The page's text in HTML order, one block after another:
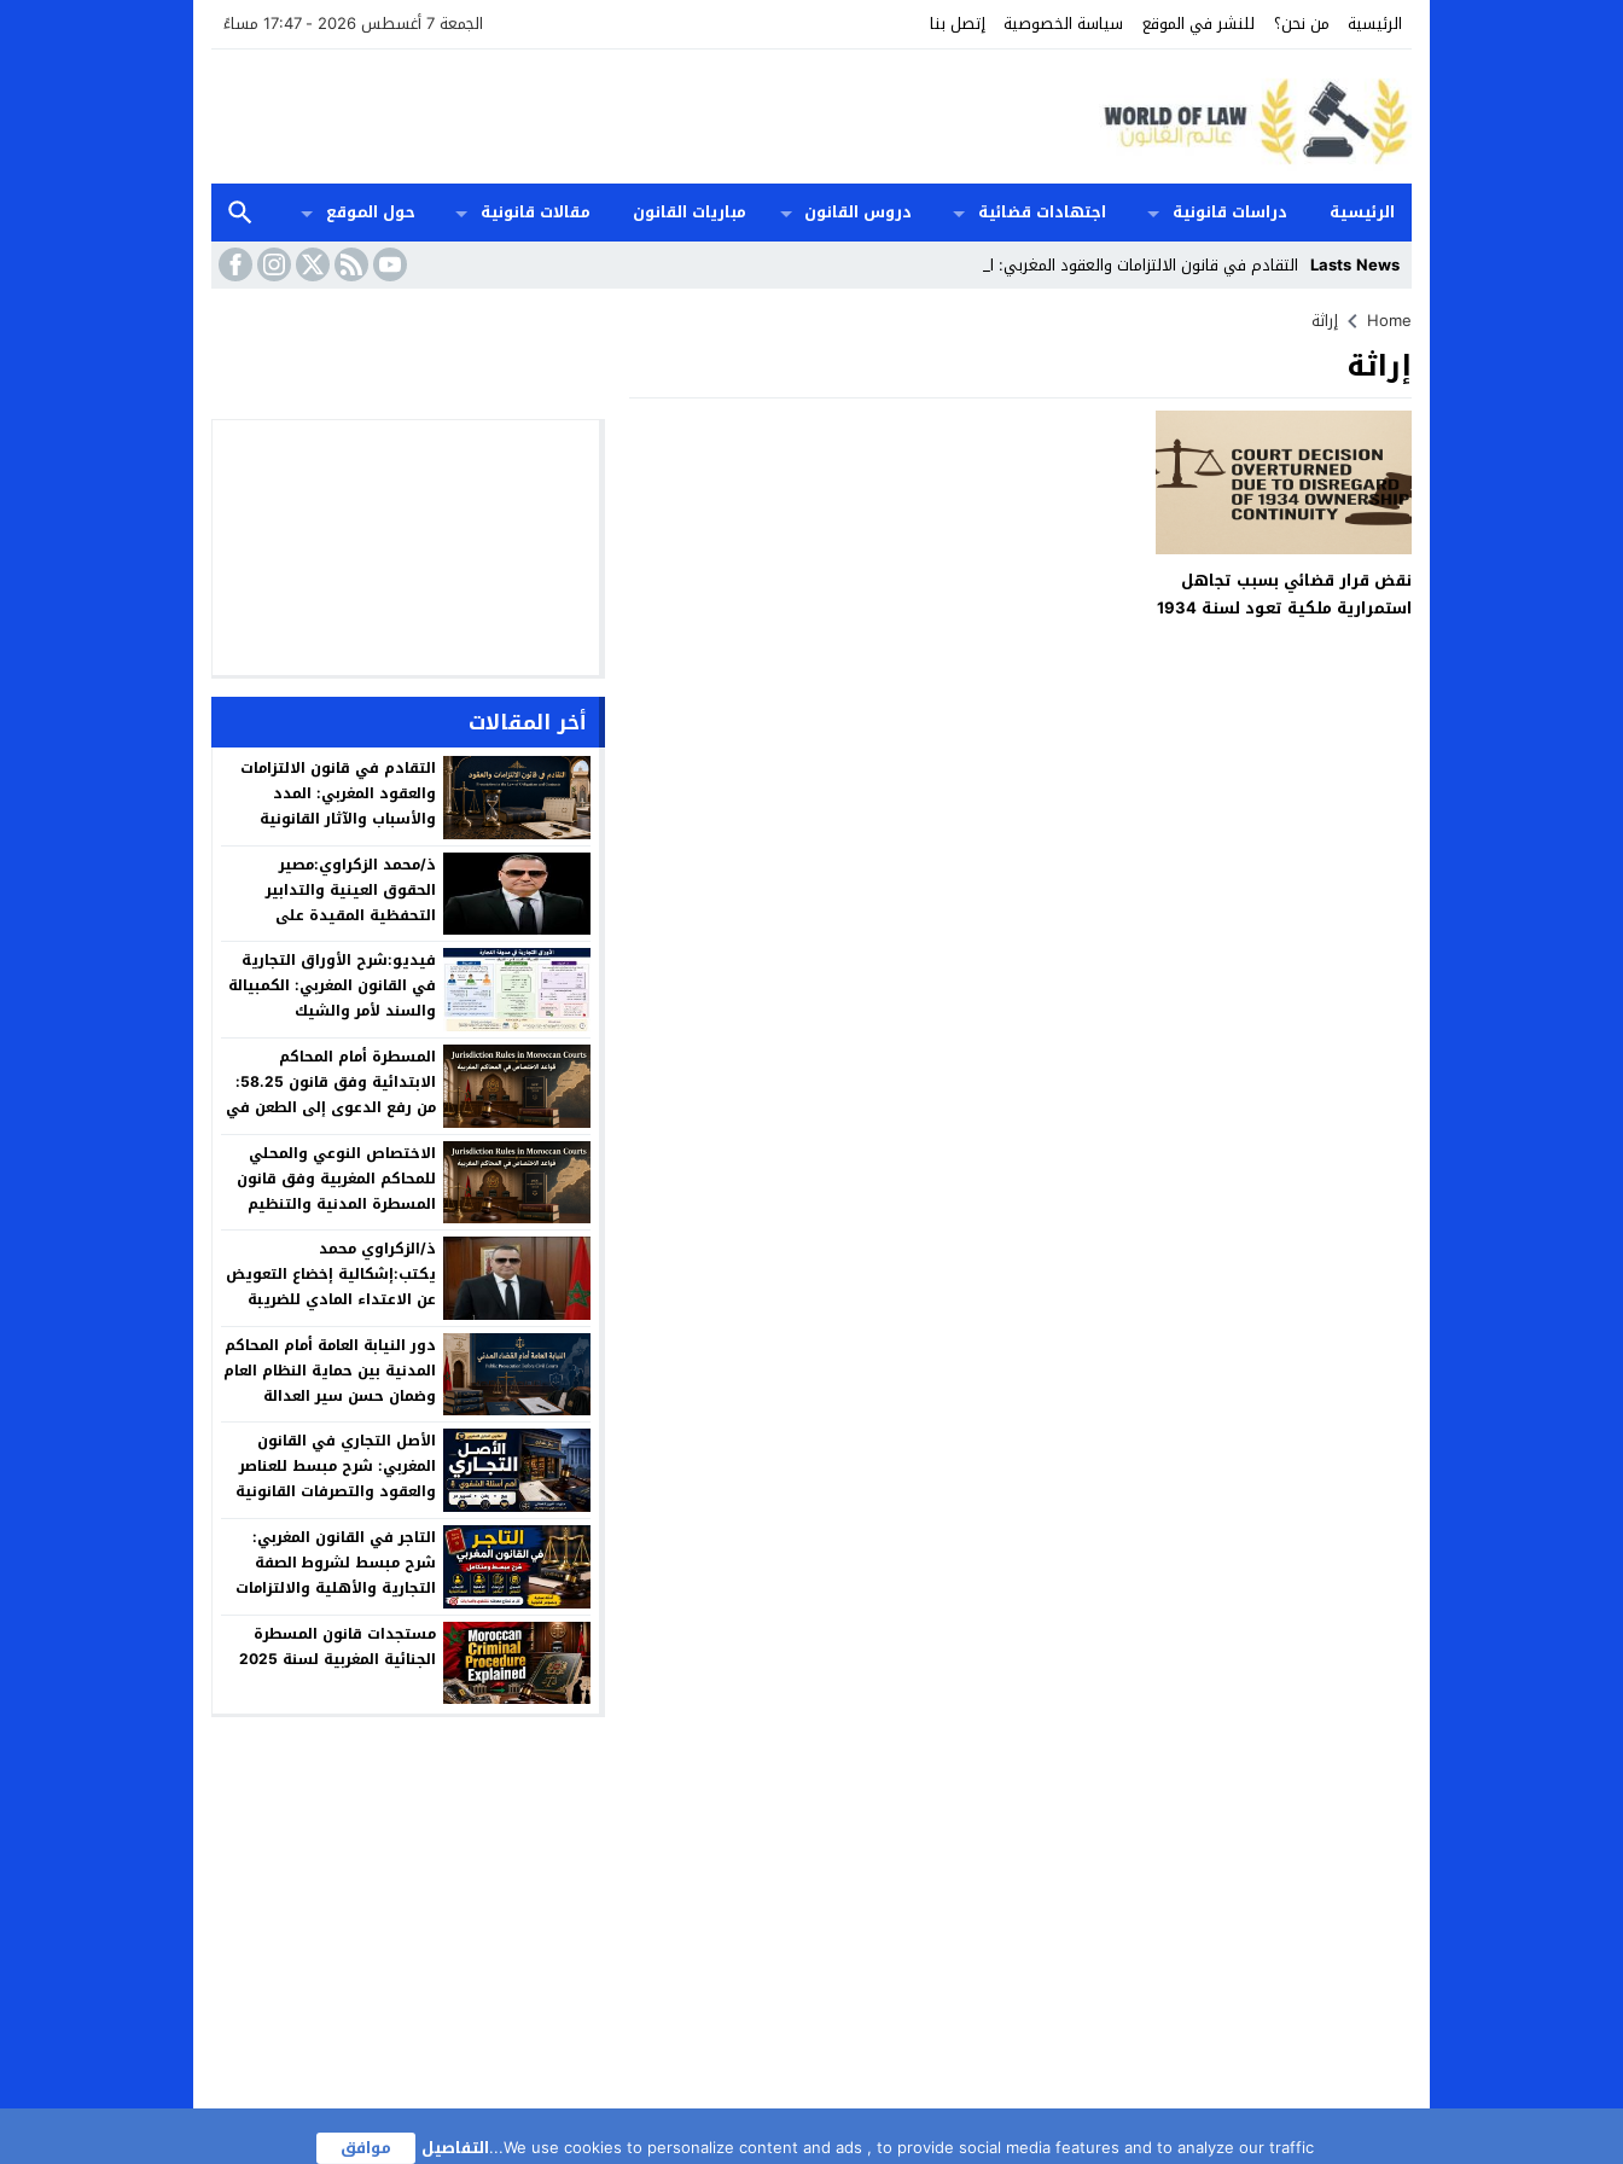
الرئيسية من نحن؟ للنشر في الموقع سياسة الخصوصية إتصل بنا الجمعة 7 أغسطس 2026 - 17:47 مساءً
الرئيسية دراسات قانونية اجتهادات قضائية دروس القانون مباريات القانون مقالات قانونية
حول الموقع
Lasts News التقادم في قانون الالتزامات والعقود المغربي: المدد و_
Next
Home إراثة
إراثة
نقض قرار قضائي بسبب تجاهل
استمرارية ملكية تعود لسنة 1934
أخر المقالات
التقادم في قانون الالتزامات
والعقود المغربي: المدد
والأسباب والآثار القانونية
ذ/محمد الزكراوي:مصير
الحقوق العينية والتدابير
التحفظية المقيدة على
المنفعة العامة
فيديو:شرح الأوراق التجارية
في القانون المغربي: الكمبيالة
والسند لأمر والشيك
المسطرة أمام المحاكم
الابتدائية وفق قانون 58.25:
من رفع الدعوى إلى الطعن في
الاختصاص النوعي والمحلي
للمحاكم المغربية وفق قانون
المسطرة المدنية والتنظيم
ذ/الزكراوي محمد
يكتب:إشكالية إخضاع التعويض
عن الاعتداء المادي للضريبة
العدالة الجبائية وخصوصية
المسؤولية الإدارية
دور النيابة العامة أمام المحاكم
المدنية بين حماية النظام العام
وضمان حسن سير العدالة
الأصل التجاري في القانون
المغربي: شرح مبسط للعناصر
والعقود والتصرفات القانونية
التاجر في القانون المغربي:
شرح مبسط لشروط الصفة
التجارية والأهلية والالتزامات
مستجدات قانون المسطرة
الجنائية المغربية لسنة 2025
We use cookies to personalize content and ads , to provide social media features and to analyze our traffic... التفاصيل موافق